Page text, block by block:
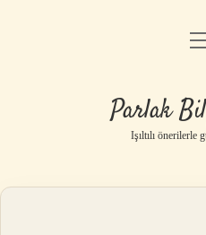
Yasal
Parlak
Işıltılı önerilerle